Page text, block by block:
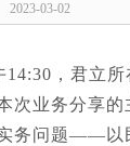
2023-03-02
14:30 ，君立
次业务分享的
务问题——